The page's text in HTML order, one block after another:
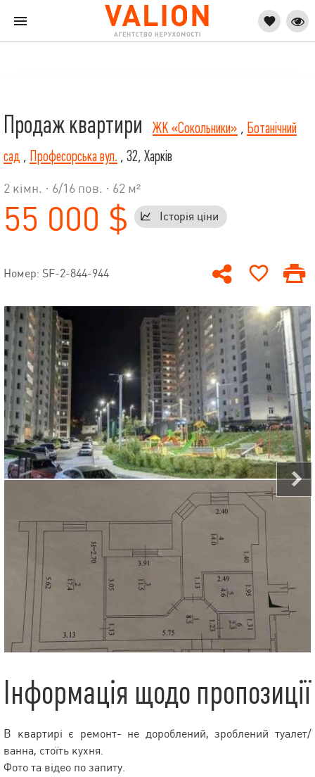
Продаж квартири ЖК «Сокольники» , Ботанічний
сад , Професорська вул. , 32, Харків
2 кімн. · 6/16 пов. · 62 м²
55 000 $ Історія ціни
Номер: SF-2-844-944
Інформація щодо пропозиції
В квартирі є ремонт- не дороблений, зроблений туалет/
ванна, стоїть кухня.
Фото та відео по запиту.